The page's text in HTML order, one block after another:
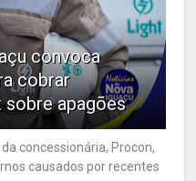
convoca
cobrar
apagões
concessionária, Procon,
causados por recentes